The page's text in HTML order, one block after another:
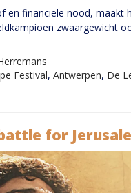
en financiële nood,
zwaargewicht
Festival, Antwerpen, De
for